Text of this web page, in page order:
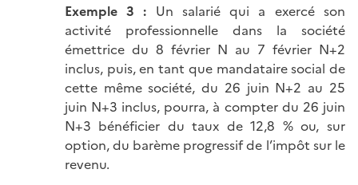
Exemple 3 : Un salarié qui a exercé son
activité professionnelle dans la société
émettrice du 8 février N au 7 février N+2
inclus, puis, en tant que mandataire social de
cette même société, du 26 juin N+2 au 25
juin N+3 inclus, pourra, à compter du 26 juin
N+3 bénéficier du taux de 12,8 % ou, sur
option, du barème progressif de l’impôt sur le
revenu.